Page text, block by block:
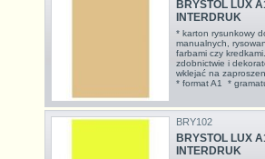
BRYSTOL LUX
INTERDRUK
* karton rysunkowy
manualnych,
farbami czy
zdobnictwie i
wklejać na
* format A1 *
BRY102
BRYSTOL LUX
INTERDRUK